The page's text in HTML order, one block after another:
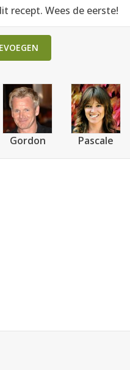
recept. Wees de eerste!
Gordon Pascale